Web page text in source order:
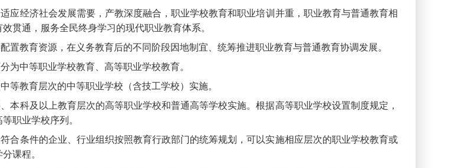
应经济社会发展需要，产教深度融合，职业学校教育和职业培训并重，职业教育与普通教育相
贯通，服务全民终身学习的现代职业教育体系。
置教育资源，在义务教育后的不同阶段因地制宜、统筹推进职业教育与普通教育协调发展。
为中等职业学校教育、高等职业学校教育。
等教育层次的中等职业学校（含技工学校）实施。
本科及以上教育层次的高等职业学校和普通高等学校实施。根据高等职业学校设置制度规定，
职业学校序列。
合条件的企业、行业组织按照教育行政部门的统筹规划，可以实施相应层次的职业学校教育或
课程。